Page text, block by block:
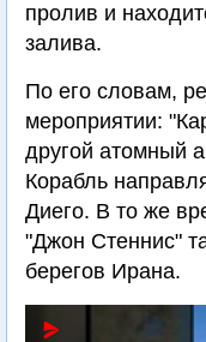
пролив и
залива.
По его словам,
мероприятии:
другой атомный
Корабль
Диего. В то же
"Джон Стеннис"
берегов Ирана.